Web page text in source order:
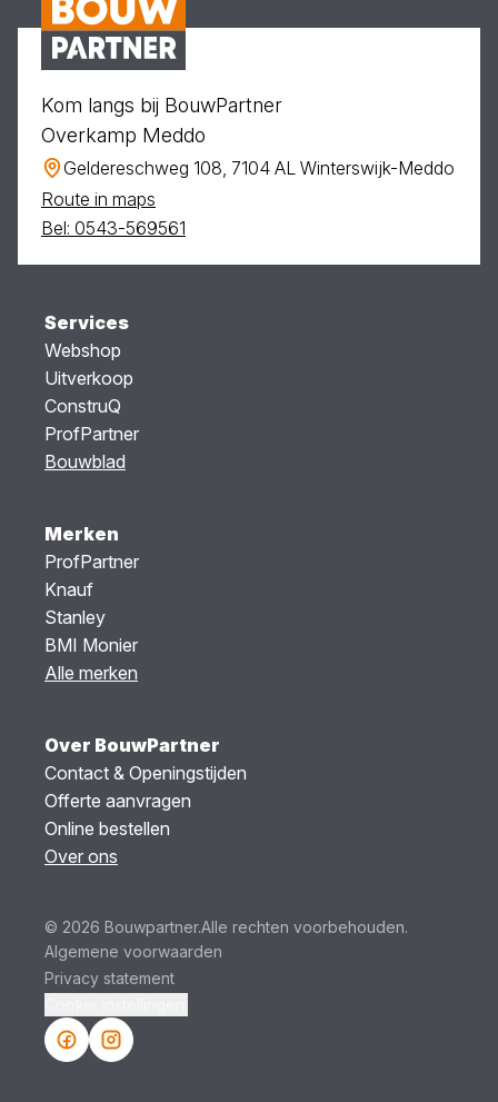
Kom langs bij BouwPartner
Overkamp Meddo
Geldereschweg 108, 7104 AL Winterswijk-Meddo
Route in maps
Bel: 0543-569561
Services
Webshop
Uitverkoop
ConstruQ
ProfPartner
Bouwblad
Merken
ProfPartner
Knauf
Stanley
BMI Monier
Alle merken
Over BouwPartner
Contact & Openingstijden
Offerte aanvragen
Online bestellen
Over ons
© 2026 Bouwpartner.Alle rechten voorbehouden.
Algemene voorwaarden
Privacy statement